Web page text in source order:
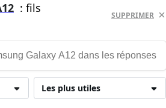
: fils
SUPPRIMER
Les plus utiles